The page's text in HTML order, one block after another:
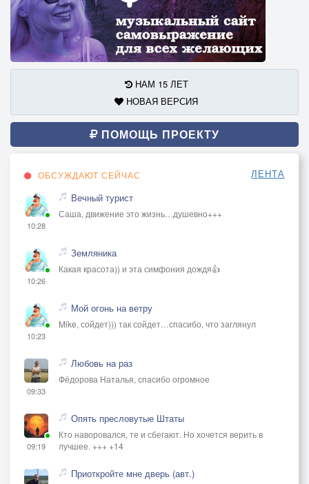
НАМ 15 ЛЕТ
НОВАЯ ВЕРСИЯ
ПОМОЩЬ ПРОЕКТУ
ОБСУЖДАЮТ СЕЙЧАС ЛЕНТА
10:28
Вечный турист
Саша, движение это жизнь…душевно+++
10:26
Земляника
Какая красота)) и эта симфония дождя👍
10:23
Мой огонь на ветру
Mike, сойдет))) так сойдет…спасибо, что заглянул
09:33
Любовь на раз
Фёдорова Наталья, спасибо огромное
09:19
Опять пресловутые Штаты
Кто наворовался, те и сбегают. Но хочется верить в
лучшее. +++ +14
Приоткройте мне дверь (авт.)